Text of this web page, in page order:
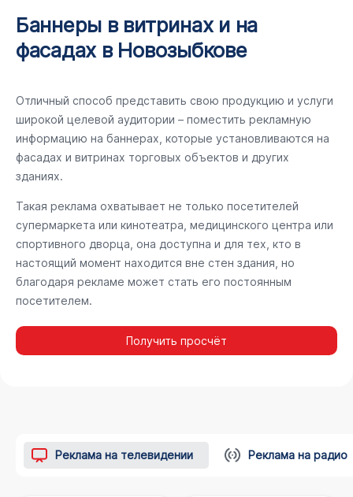
Баннеры в витринах и на
фасадах в Новозыбкове
Отличный способ представить свою продукцию и услуги
широкой целевой аудитории – поместить рекламную
информацию на баннерах, которые установливаются на
фасадах и витринах торговых объектов и других
зданиях.
Такая реклама охватывает не только посетителей
супермаркета или кинотеатра, медицинского центра или
спортивного дворца, она доступна и для тех, кто в
настоящий момент находится вне стен здания, но
благодаря рекламе может стать его постоянным
посетителем.
Получить просчёт
Реклама на телевидении Реклама на радио